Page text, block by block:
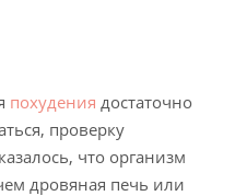
похудения достаточно
проверку
что организм
дровяная печь или